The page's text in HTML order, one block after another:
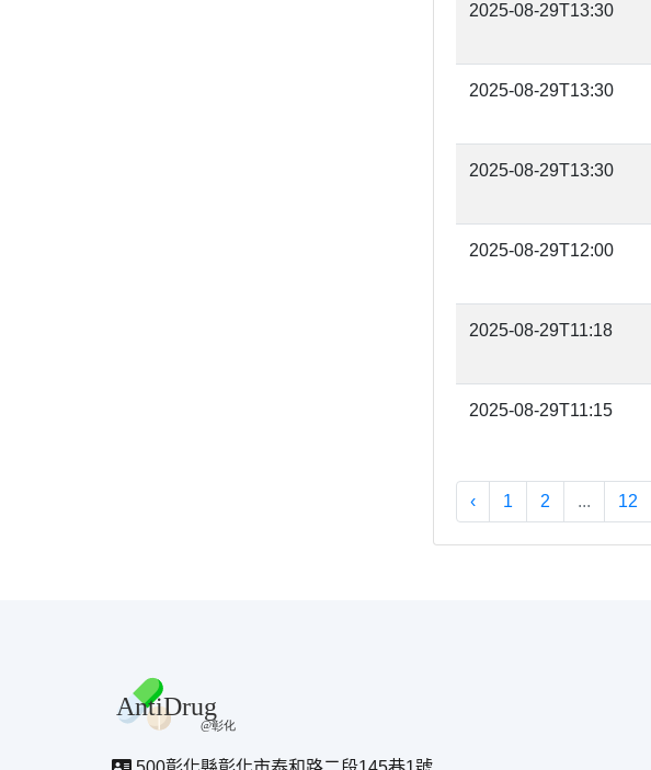
2025-08-29T13:30
2025-08-29T13:30
2025-08-29T13:30
2025-08-29T12:00
2025-08-29T11:18
2025-08-29T11:15
‹ 1 2 ... 12